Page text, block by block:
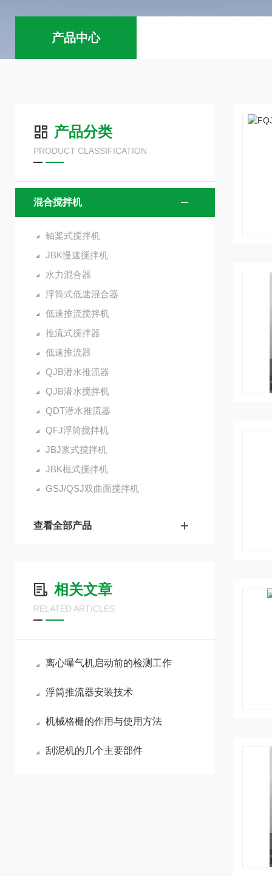
产品中心
产品分类
PRODUCT CLASSIFICATION
混合搅拌机
轴桨式搅拌机
JBK慢速搅拌机
水力混合器
浮筒式低速混合器
低速推流搅拌机
推流式搅拌器
低速推流器
QJB潜水推流器
QJB潜水搅拌机
QDT潜水推流器
QFJ浮筒搅拌机
JBJ浆式搅拌机
JBK框式搅拌机
GSJ/QSJ双曲面搅拌机
查看全部产品
相关文章
RELATED ARTICLES
离心曝气机启动前的检测工作
浮筒推流器安装技术
机械格栅的作用与使用方法
刮泥机的几个主要部件